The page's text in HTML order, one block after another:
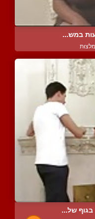
במש...
של...